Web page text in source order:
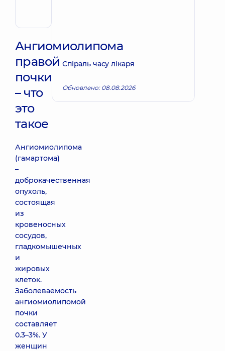
Ангиомиолипома
правой
почки
– что
это
такое
Ангиомиолипома
(гамартома)
–
доброкачественная
опухоль,
состоящая
из
кровеносных
сосудов,
гладкомышечных
и
жировых
клеток.
Заболеваемость
ангиомиолипомой
почки
составляет
0.3–3%. У
женщин
Спіраль часу лікаря
Обновлено: 08.08.2026